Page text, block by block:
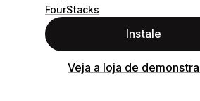
FourStacks
Instale
Veja a loja de